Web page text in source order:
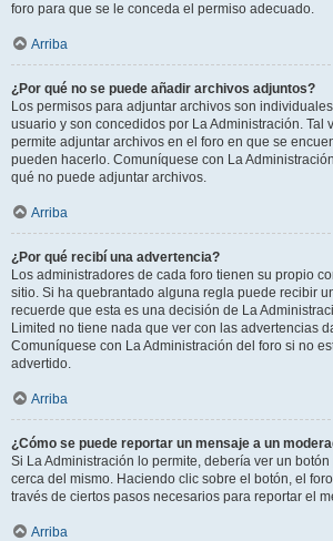
foro para que se le conceda el permiso adecuado.
Arriba
¿Por qué no se puede añadir archivos adjuntos?
Los permisos para adjuntar archivos son
usuario y son concedidos por La Administración. Tal
permite adjuntar archivos en el foro en que se
pueden hacerlo. Comuníquese con La
qué no puede adjuntar archivos.
Arriba
¿Por qué recibí una advertencia?
Los administradores de cada foro tienen su propio
sitio. Si ha quebrantado alguna regla puede recibir
recuerde que esta es una decisión de La
Limited no tiene nada que ver con las advertencias
Comuníquese con La Administración del foro si no
advertido.
Arriba
¿Cómo se puede reportar un mensaje a un
Si La Administración lo permite, debería ver un
cerca del mismo. Haciendo clic sobre el botón, el
través de ciertos pasos necesarios para reportar el
Arriba